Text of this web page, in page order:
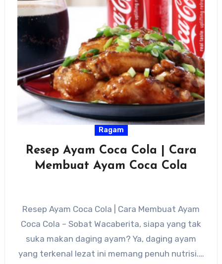
Ragam
Resep Ayam Coca Cola | Cara
Membuat Ayam Coca Cola
Resep Ayam Coca Cola | Cara Membuat Ayam
Coca Cola – Sobat Wacaberita, siapa yang tak
suka makan daging ayam? Ya, daging ayam
yang terkenal lezat ini memang penuh nutrisi.…